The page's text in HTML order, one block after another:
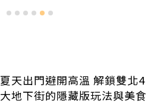
夏天出門避開高溫 解鎖雙北4
大地下街的隱藏版玩法與美食